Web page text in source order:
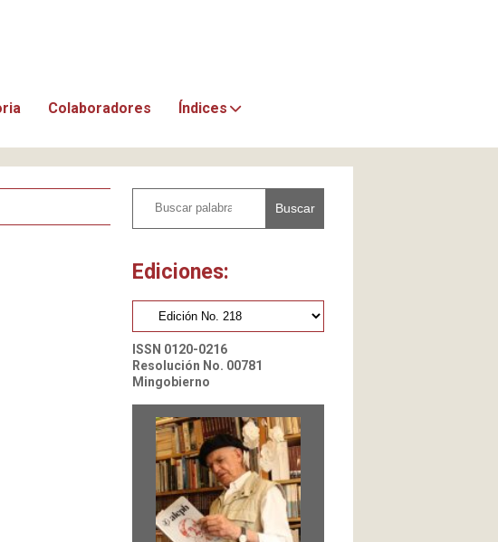
Colaboradores Índices
Buscar
Ediciones:
ISSN 0120-0216
Resolución No. 00781
Mingobierno